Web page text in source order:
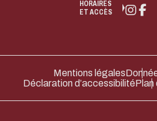
ACTIVER
HORAIRES
ET ACCÈS
Mentions légales
Déclaration d’accessibilitéPlan